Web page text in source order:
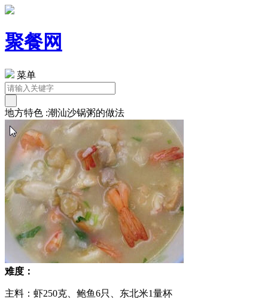
聚餐网
菜单
地方特色 :潮汕沙锅粥的做法
难度：
主料：虾250克、鲍鱼6只、东北米1量杯